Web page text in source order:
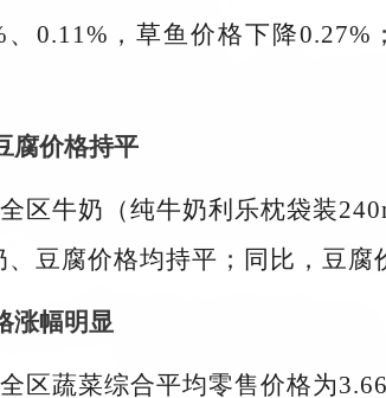
0.11%，草鱼价格下降
腐价格持平
区牛奶（纯牛奶利乐枕袋装
豆腐价格均持平；同比，豆腐
涨幅明显
区蔬菜综合平均零售价格为